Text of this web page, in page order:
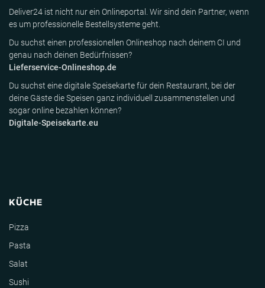
Deliver24 ist nicht nur ein Onlineportal. Wir sind dein Partner, wenn
es um professionelle Bestellsysteme geht.
Du suchst einen professionellen Onlineshop nach deinem CI und
genau nach deinen Bedürfnissen?
Lieferservice-Onlineshop.de
Du suchst eine digitale Speisekarte für dein Restaurant, bei der
deine Gäste die Speisen ganz individuell zusammenstellen und
sogar online bezahlen können?
Digitale-Speisekarte.eu
KÜCHE
Pizza
Pasta
Salat
Sushi